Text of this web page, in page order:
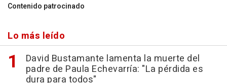
Contenido patrocinado
Lo más leído
David Bustamante lamenta la muerte del
padre de Paula Echevarría: "La pérdida es
dura para todos"